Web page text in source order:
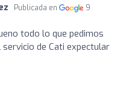
Publicada en
9
todo lo que pedimos
de Cati expectular